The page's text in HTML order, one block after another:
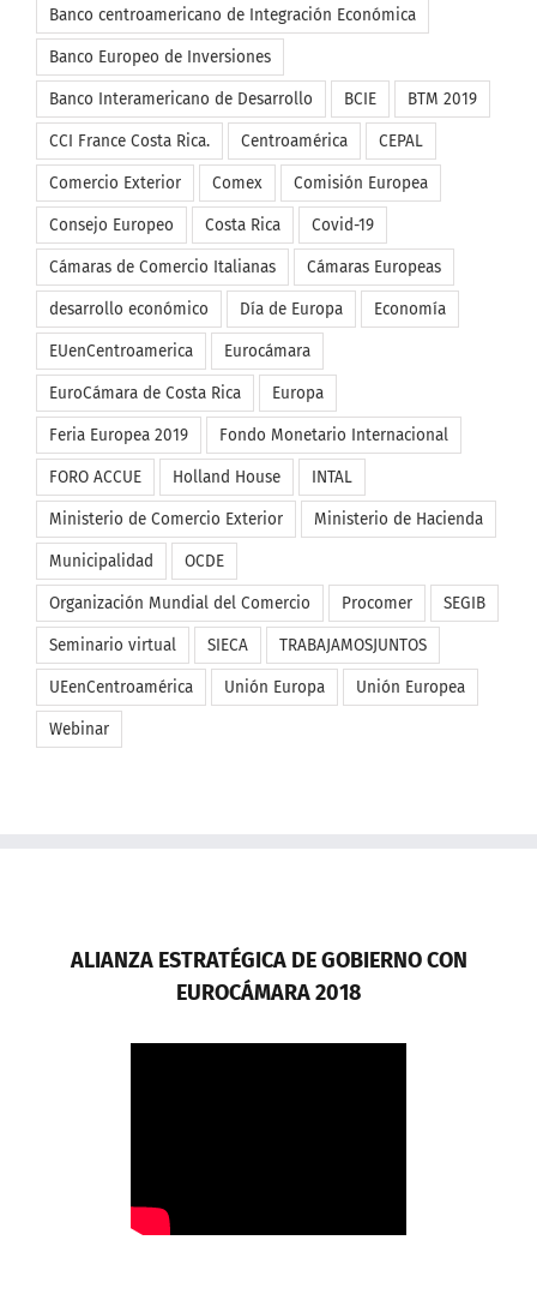
Banco centroamericano de Integración Económica
Banco Europeo de Inversiones
Banco Interamericano de Desarrollo BCIE BTM 2019
CCI France Costa Rica. Centroamérica CEPAL
Comercio Exterior Comex Comisión Europea
Consejo Europeo Costa Rica Covid-19
Cámaras de Comercio Italianas Cámaras Europeas
desarrollo económico Día de Europa Economía
EUenCentroamerica Eurocámara
EuroCámara de Costa Rica Europa
Feria Europea 2019 Fondo Monetario Internacional
FORO ACCUE Holland House INTAL
Ministerio de Comercio Exterior Ministerio de Hacienda
Municipalidad OCDE
Organización Mundial del Comercio Procomer SEGIB
Seminario virtual SIECA TRABAJAMOSJUNTOS
UEenCentroamérica Unión Europa Unión Europea
Webinar
ALIANZA ESTRATÉGICA DE GOBIERNO CON
EUROCÁMARA 2018